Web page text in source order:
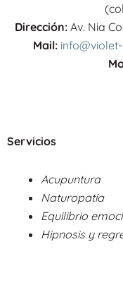
Dirección: Av. Nia
Mail:
Servicios
Acupuntura
Naturopatía
Equilibrio
Hipnosis y